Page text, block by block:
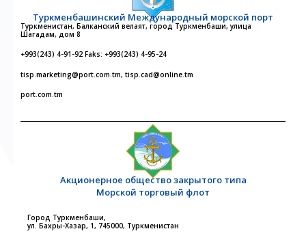
Туркменбашинский Международный морской порт
Туркменистан, Балканский велаят, город Туркменбаши, улица
Шагадам, дом 8
+993(243) 4-91-92 Faks: +993(243) 4-95-24
tisp.marketing@port.com.tm, tisp.cad@online.tm
port.com.tm
Акционерное общество закрытого типа
Морской торговый флот
Город Туркменбаши,
ул. Бахры-Хазар, 1, 745000, Туркменистан